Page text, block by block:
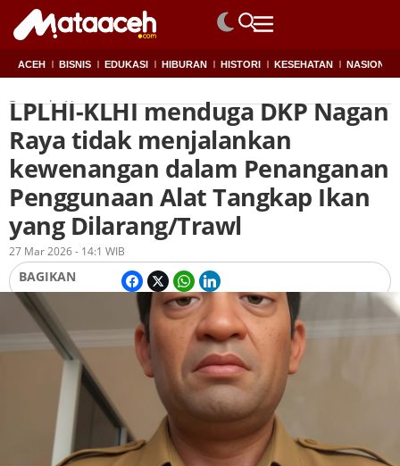
ACEH BISNIS EDUKASI HIBURAN HISTORI KESEHATAN NASIONAL
Beranda Nagan raya
LPLHI-KLHI menduga DKP Nagan
Raya tidak menjalankan
kewenangan dalam ‎Penanganan
Penggunaan Alat Tangkap Ikan
yang Dilarang/Trawl
OlehLukman
27 Mar 2026 - 14:1 WIB
BAGIKAN